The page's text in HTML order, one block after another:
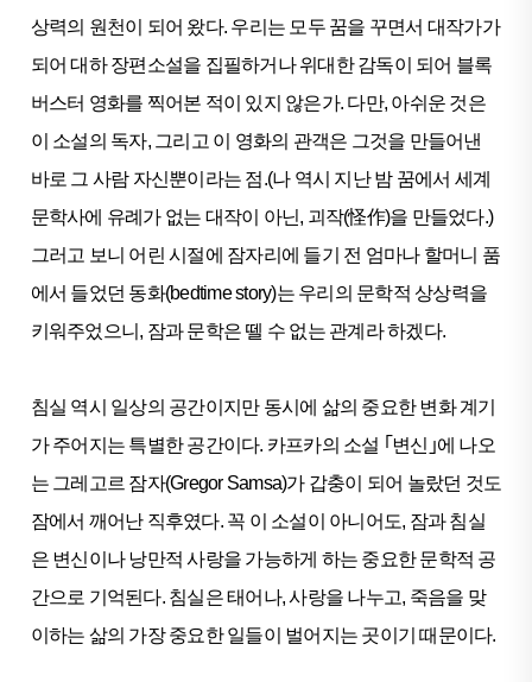
상력의 원천이 되어 왔다. 우리는 모두 꿈을 꾸면서 대작가가
되어 대하 장편소설을 집필하거나 위대한 감독이 되어 블록
버스터 영화를 찍어본 적이 있지 않은가. 다만, 아쉬운 것은
이 소설의 독자, 그리고 이 영화의 관객은 그것을 만들어낸
바로 그 사람 자신뿐이라는 점.(나 역시 지난 밤 꿈에서 세계
문학사에 유례가 없는 대작이 아닌, 괴작(怪作)을 만들었다.)
그러고 보니 어린 시절에 잠자리에 들기 전 엄마나 할머니 품
에서 들었던 동화(bedtime story)는 우리의 문학적 상상력을
키워주었으니, 잠과 문학은 뗄 수 없는 관계라 하겠다.
침실 역시 일상의 공간이지만 동시에 삶의 중요한 변화 계기
가 주어지는 특별한 공간이다. 카프카의 소설 ｢변신｣에 나오
는 그레고르 잠자(Gregor Samsa)가 갑충이 되어 놀랐던 것도
잠에서 깨어난 직후였다. 꼭 이 소설이 아니어도, 잠과 침실
은 변신이나 낭만적 사랑을 가능하게 하는 중요한 문학적 공
간으로 기억된다. 침실은 태어나, 사랑을 나누고, 죽음을 맞
이하는 삶의 가장 중요한 일들이 벌어지는 곳이기 때문이다.